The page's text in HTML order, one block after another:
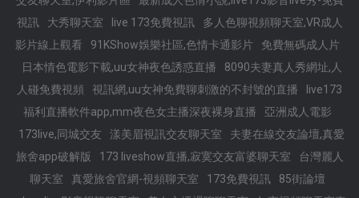
視訊
大秀聊天室 live 173免費視訊
多人色聊視頻聊天室,VR成人
影片線上觀看
91KShow娛樂社區,色情卡通影片
免費無碼成人片
日本情色電影下載,uu女神夜色誘惑直播
8090夫妻真人秀網址,人
人碰免費視頻
視訊網,uu女神免費聊刺激的不封號的直播
live173
福利直播軟件app,mm夜色女主播深夜裸身直播
亞洲成人電影
173live,同城交友
漾美眉視訊交友聊天室
夫妻在線交友論壇,真愛
旅舍app破解版
173 liveshow直播,寂寞交友富婆聊天室
台灣麗人
聊天室
真愛旅舍官網-視頻聊天室 173免費視訊
85街論壇